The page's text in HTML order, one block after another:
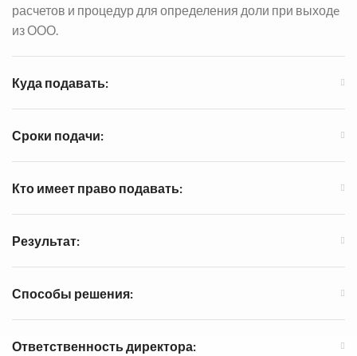
расчетов и процедур для определения доли при выходe
из ООО.
Куда подавать:
Сроки подачи:
Кто имеет право подавать:
Результат:
Способы решения:
Ответственность директора: